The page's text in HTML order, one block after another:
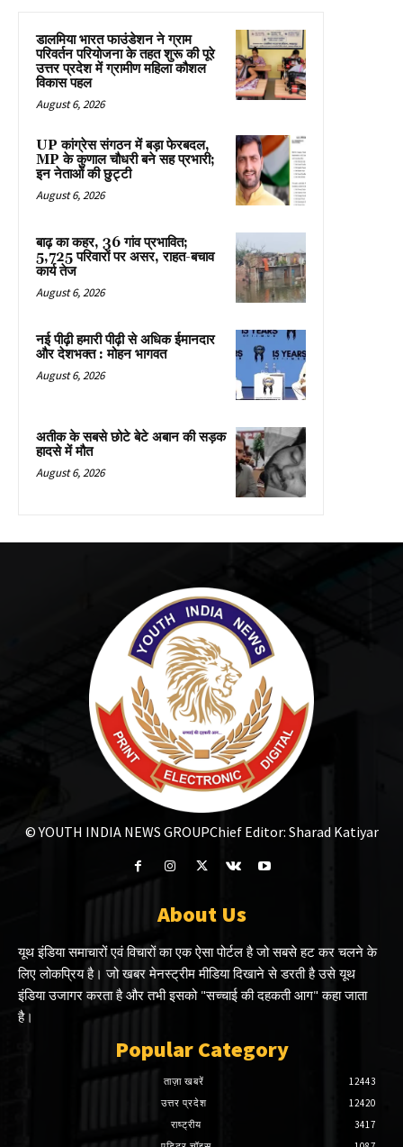
डालमिया भारत फाउंडेशन ने ग्राम
परिवर्तन परियोजना के तहत शुरू की पूरे
उत्तर प्रदेश में ग्रामीण महिला कौशल
विकास पहल
August 6, 2026
UP कांग्रेस संगठन में बड़ा फेरबदल,
MP के कुणाल चौधरी बने सह प्रभारी;
इन नेताओं की छुट्टी
August 6, 2026
बाढ़ का कहर, 36 गांव प्रभावित;
5,725 परिवारों पर असर, राहत-बचाव
कार्य तेज
August 6, 2026
नई पीढ़ी हमारी पीढ़ी से अधिक ईमानदार
और देशभक्त : मोहन भागवत
August 6, 2026
अतीक के सबसे छोटे बेटे अबान की सड़क
हादसे में मौत
August 6, 2026
© YOUTH INDIA NEWS GROUPChief Editor: Sharad Katiyar
About Us
यूथ इंडिया समाचारों एवं विचारों का एक ऐसा पोर्टल है जो सबसे हट कर चलने के
लिए लोकप्रिय है। जो खबर मेनस्ट्रीम मीडिया दिखाने से डरती है उसे यूथ
इंडिया उजागर करता है और तभी इसको "सच्चाई की दहकती आग" कहा जाता
है।
Popular Category
ताज़ा खबरें
12443
उत्तर प्रदेश
12420
राष्ट्रीय
3417